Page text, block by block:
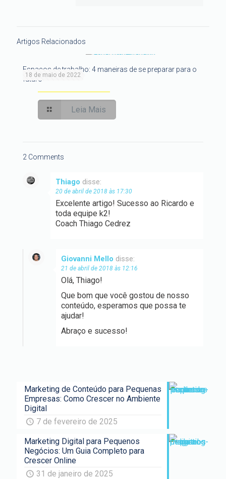
Artigos Relacionados
18 de maio de 2022
Espaços de trabalho: 4 maneiras de se preparar para o
futuro
Leia Mais
2 Comments
Thiago disse:
20 de abril de 2018 às 17:30
Excelente artigo! Sucesso ao Ricardo e
toda equipe k2!
Coach Thiago Cedrez
Giovanni Mello disse:
21 de abril de 2018 às 12:16
Olá, Thiago!
Que bom que você gostou de nosso
conteúdo, esperamos que possa te
ajudar!
Abraço e sucesso!
Marketing de Conteúdo para Pequenas
Empresas: Como Crescer no Ambiente
Digital
7 de fevereiro de 2025
Marketing Digital para Pequenos
Negócios: Um Guia Completo para
Crescer Online
31 de janeiro de 2025